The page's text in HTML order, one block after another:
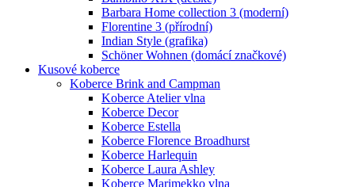
Barbara Home collection 3 (moderní)
Florentine 3 (přírodní)
Indian Style (grafika)
Schöner Wohnen (domácí značkové)
Kusové koberce
Koberce Brink and Campman
Koberce Atelier vlna
Koberce Decor
Koberce Estella
Koberce Florence Broadhurst
Koberce Harlequin
Koberce Laura Ashley
Koberce Marimekko vlna